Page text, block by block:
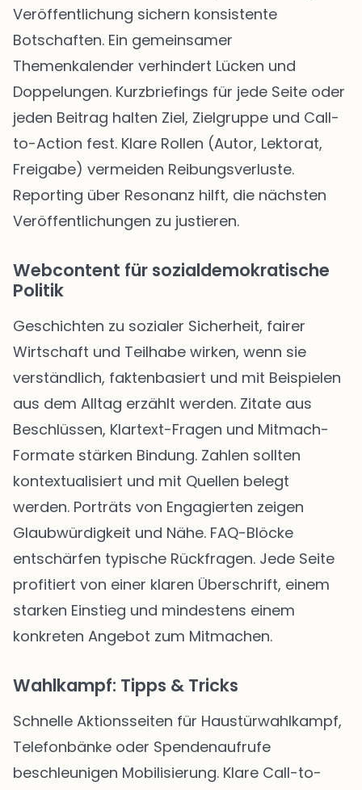
Veröffentlichung sichern konsistente
Botschaften. Ein gemeinsamer
Themenkalender verhindert Lücken und
Doppelungen. Kurzbriefings für jede Seite oder
jeden Beitrag halten Ziel, Zielgruppe und Call-
to-Action fest. Klare Rollen (Autor, Lektorat,
Freigabe) vermeiden Reibungsverluste.
Reporting über Resonanz hilft, die nächsten
Veröffentlichungen zu justieren.
Webcontent für sozialdemokratische
Politik
Geschichten zu sozialer Sicherheit, fairer
Wirtschaft und Teilhabe wirken, wenn sie
verständlich, faktenbasiert und mit Beispielen
aus dem Alltag erzählt werden. Zitate aus
Beschlüssen, Klartext-Fragen und Mitmach-
Formate stärken Bindung. Zahlen sollten
kontextualisiert und mit Quellen belegt
werden. Porträts von Engagierten zeigen
Glaubwürdigkeit und Nähe. FAQ-Blöcke
entschärfen typische Rückfragen. Jede Seite
profitiert von einer klaren Überschrift, einem
starken Einstieg und mindestens einem
konkreten Angebot zum Mitmachen.
Wahlkampf: Tipps & Tricks
Schnelle Aktionsseiten für Haustürwahlkampf,
Telefonbänke oder Spendenaufrufe
beschleunigen Mobilisierung. Klare Call-to-